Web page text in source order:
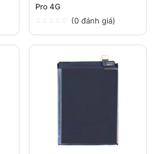
Pro 4G
(0 đánh giá)